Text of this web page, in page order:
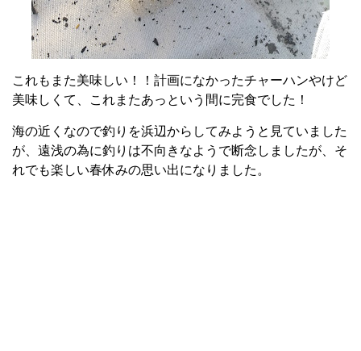
これもまた美味しい！！計画になかったチャーハンやけど
美味しくて、これまたあっという間に完食でした！
海の近くなので釣りを浜辺からしてみようと見ていました
が、遠浅の為に釣りは不向きなようで断念しましたが、そ
れでも楽しい春休みの思い出になりました。